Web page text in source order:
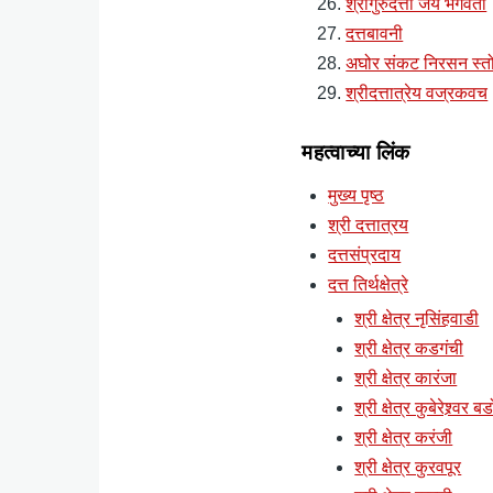
दत्तबावनी
अघोर संकट निरसन
श्रीदत्तात्रेय वज्रकवच
महत्वाच्या लिंक
मुख्य पृष्ठ
श्री दत्तात्रय
दत्तसंप्रदाय
दत्त तिर्थक्षेत्रे
श्री क्षेत्र नृसिंहवाडी
श्री क्षेत्र कडगंची
श्री क्षेत्र कारंजा
श्री क्षेत्र कुबेरेश्र्वर
श्री क्षेत्र करंजी
श्री क्षेत्र कुरवपूर